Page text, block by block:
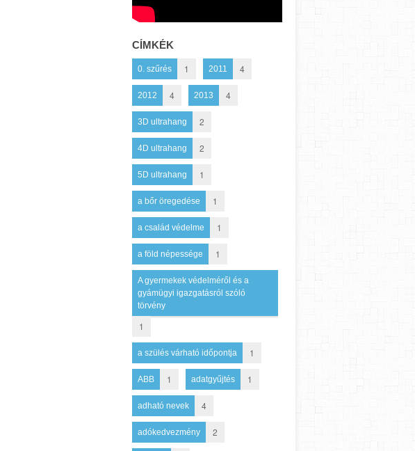
CÍMKÉK
0. szűrés 1 2011 4
2012 4 2013 4
3D ultrahang 2
4D ultrahang 2
5D ultrahang 1
a bőr öregedése 1
a család védelme 1
a föld népessége 1
A gyermekek védelméről és a
gyámügyi igazgatásról szóló
törvény
1
a szülés várható időpontja 1
ABB 1 adatgyűjtés 1
adható nevek 4
adókedvezmény 2